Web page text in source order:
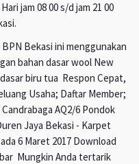
jam 08 00 s/d jam 21 00
Bekasi ini menggunakan
bahan dasar wool New
biru tua Respon Cepat,
Usaha; Daftar Member;
AQ2/6 Pondok
Jaya Bekasi - Karpet
6 Maret 2017 Download
Mungkin Anda tertarik